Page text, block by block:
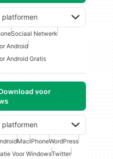
platformen
Sociaal Netwerk
Android
Android Gratis
voor
platformen
MaciPhoneWordPress
Voor WindowsTwitter